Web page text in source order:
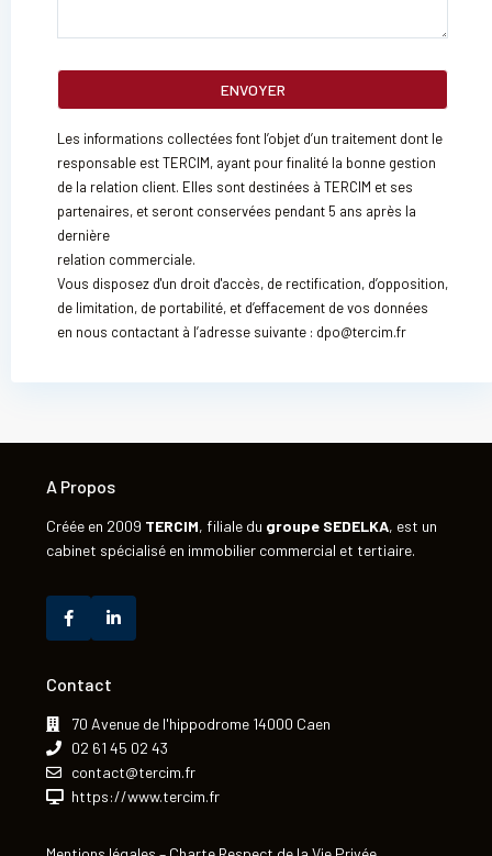
Les informations collectées font l’objet d’un traitement dont le
responsable est TERCIM, ayant pour finalité la bonne gestion
de la relation client. Elles sont destinées à TERCIM et ses
partenaires, et seront conservées pendant 5 ans après la
dernière
relation commerciale.
Vous disposez d'un droit d'accès, de rectification, d’opposition,
de limitation, de portabilité, et d’effacement de vos données
en nous contactant à l’adresse suivante : dpo@tercim.fr
A Propos
Créée en 2009 TERCIM, filiale du groupe SEDELKA, est un
cabinet spécialisé en immobilier commercial et tertiaire.
Contact
70 Avenue de l'hippodrome 14000 Caen
02 61 45 02 43
contact@tercim.fr
https://www.tercim.fr